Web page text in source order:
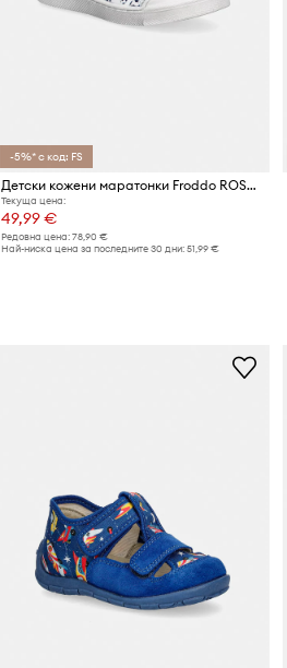
-5%* с код: FS
Детски кожени маратонки Froddo ROSARIO
Текуща цена:
49,99 €
Редовна цена: 78,90 €
Най-ниска цена за последните 30 дни: 51,99 €